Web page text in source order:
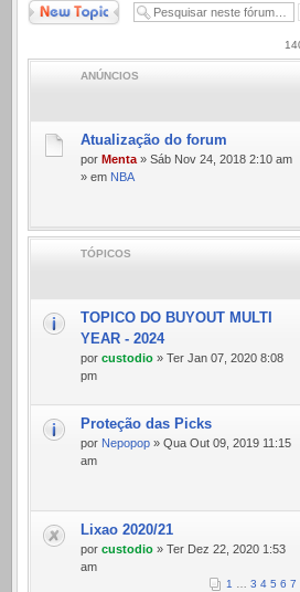
Novo Tópico
ANÚNCIOS
Atualização do forum
por Menta » Sáb Nov 24, 2018 2:10 am
» em NBA
TÓPICOS
TOPICO DO BUYOUT MULTI
YEAR - 2024
por custodio » Ter Jan 07, 2020 8:08
pm
Proteção das Picks
por Nepopop » Qua Out 09, 2019 11:15
am
Lixao 2020/21
por custodio » Ter Dez 22, 2020 1:53
am
1 … 3 4 5 6 7